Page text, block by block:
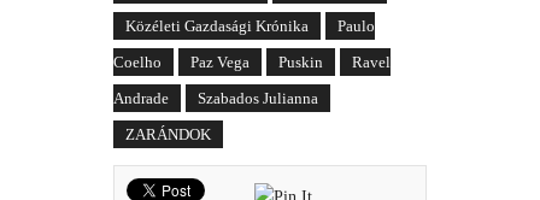
Közéleti Gazdasági Krónika
Paulo
Coelho
Paz Vega Puskin
Ravel
Andrade
Szabados Julianna
ZARÁNDOK